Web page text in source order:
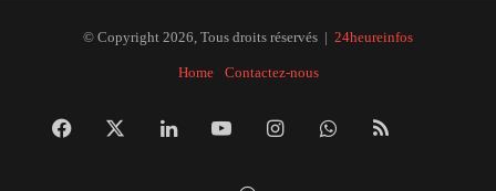
© Copyright 2026, Tous droits réservés | 24heureinfos
Home Contactez-nous
Facebook LinkedinYouTubeInstagramWhatsApp
RSS